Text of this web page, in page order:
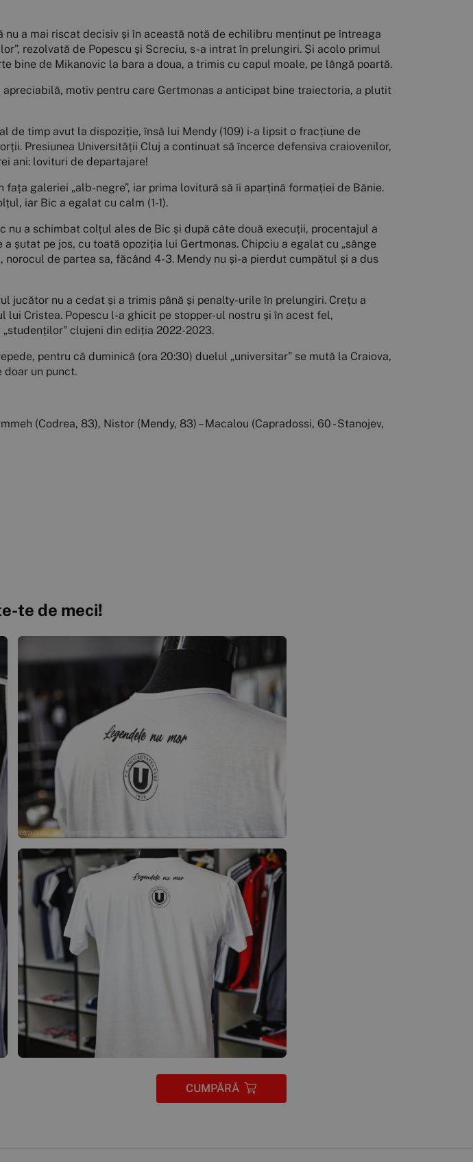
a mai riscat decisiv și în această notă de echilibru menținut pe întreaga
rezolvată de Popescu și Screciu, s-a intrat în prelungiri. Și acolo primul
bine de Mikanovic la bara a doua, a trimis cu capul moale, pe lângă poartă.
motiv pentru care Gertmonas a anticipat bine traiectoria, a plutit
de timp avut la dispoziție, însă lui Mendy (109) i-a lipsit o fracțiune de
Presiunea Universității Cluj a continuat să încerce defensiva craiovenilor,
ani: lovituri de departajare!
galeriei „alb-negre”, iar prima lovitură să îi aparțină formației de Bănie.
iar Bic a egalat cu calm (1-1).
a schimbat colțul ales de Bic și după câte două execuții, procentajul a
șutat pe jos, cu toată opoziția lui Gertmonas. Chipciu a egalat cu „sânge
de partea sa, făcând 4-3. Mendy nu și-a pierdut cumpătul și a dus
jucător nu a cedat și a trimis până și penalty-urile în prelungiri. Crețu a
Cristea. Popescu l-a ghicit pe stopper-ul nostru și în acest fel,
clujeni din ediția 2022-2023.
pentru că duminică (ora 20:30) duelul „universitar” se mută la Craiova,
doar un punct.
(Codrea, 83), Nistor (Mendy, 83) – Macalou (Capradossi, 60 - Stanojev,
te de meci!
CUMPĂRĂ